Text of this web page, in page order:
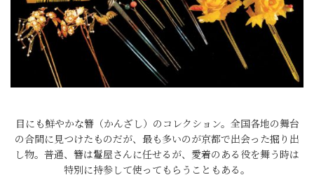
目にも鮮やかな簪（かんざし）のコレクション。全国各地の舞台
の合間に見つけたものだが、最も多いのが京都で出会った掘り出
し物。普通、簪は鬘屋さんに任せるが、愛着のある役を舞う時は
特別に持参して使ってもらうこともある。